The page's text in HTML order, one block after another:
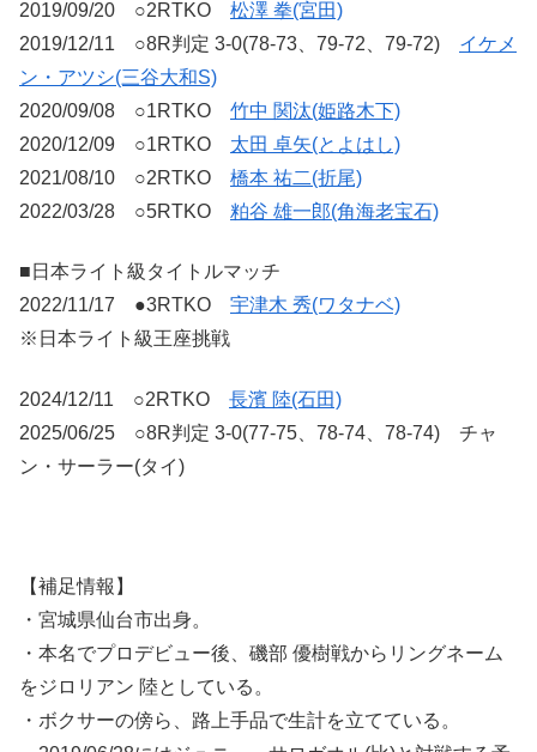
2019/09/20 ○2RTKO 松澤 拳(宮田)
2019/12/11 ○8R判定 3-0(78-73、79-72、79-72) イケメ
ン・アツシ(三谷大和S)
2020/09/08 ○1RTKO 竹中 関汰(姫路木下)
2020/12/09 ○1RTKO 太田 卓矢(とよはし)
2021/08/10 ○2RTKO 橋本 祐二(折尾)
2022/03/28 ○5RTKO 粕谷 雄一郎(角海老宝石)
■日本ライト級タイトルマッチ
2022/11/17 ●3RTKO 宇津木 秀(ワタナベ)
※日本ライト級王座挑戦
2024/12/11 ○2RTKO 長濱 陸(石田)
2025/06/25 ○8R判定 3-0(77-75、78-74、78-74) チャ
ン・サーラー(タイ)
【補足情報】
・宮城県仙台市出身。
・本名でプロデビュー後、磯部 優樹戦からリングネーム
をジロリアン 陸としている。
・ボクサーの傍ら、路上手品で生計を立てている。